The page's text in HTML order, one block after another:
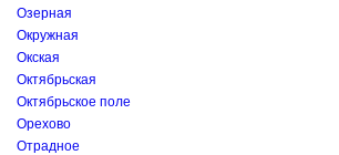
Озерная
Окружная
Окская
Октябрьская
Октябрьское поле
Орехово
Отрадное